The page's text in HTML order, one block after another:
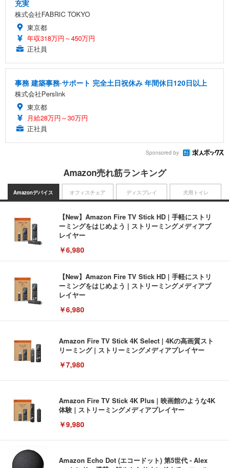
充実
株式会社FABRIC TOKYO
東京都
年収318万円～450万円
正社員
事務 建築事務·サポート 完全土日祝休み 年間休日120日以上
株式会社Perslink
東京都
月給28万円～30万円
正社員
Sponsored by
Amazon売れ筋ランキング
Amazonデバイス
【New】Amazon Fire TV Stick HD | 手軽にストリ
ーミングをはじめよう | ストリーミングメディアプ
レイヤー
￥6,980
【New】Amazon Fire TV Stick HD | 手軽にストリ
ーミングをはじめよう | ストリーミングメディアプ
レイヤー
￥6,980
Amazon Fire TV Stick 4K Select | 4Kの高画質スト
リーミング | ストリーミングメディアプレイヤー
￥7,980
Amazon Fire TV Stick 4K Plus | 映画館のような4K
体験 | ストリーミングメディアプレイヤー
￥9,980
Amazon Echo Dot (エコードット) 第5世代 - Alex
オフィスチェア ディスプレイ 犬用トイレ